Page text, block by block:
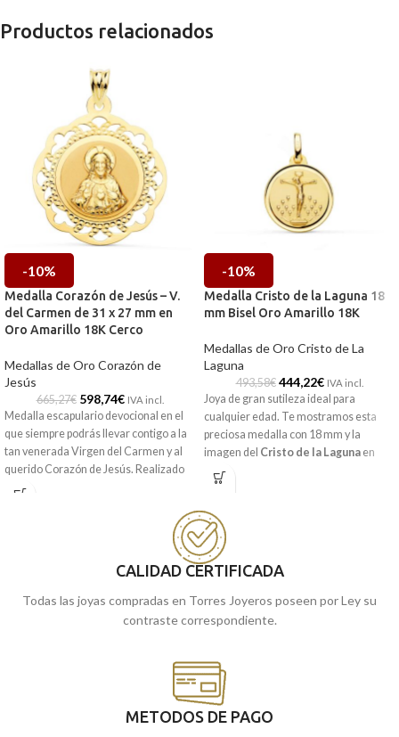
Productos relacionados
-10%
Medalla Corazón de Jesús – V.
del Carmen de 31 x 27 mm en
Oro Amarillo 18K Cerco
Medallas de Oro Corazón de
Jesús
665,27€ 598,74€ IVA incl.
Medalla escapulario devocional en el
que siempre podrás llevar contigo a la
tan venerada Virgen del Carmen y al
querido Corazón de Jesús. Realizado
en Oro amarillo de 18 kilates y unas
tiendas de Málaga, o si la compras
online, te la enviamos a casa.
-10%
Medalla Cristo de la Laguna 18
mm Bisel Oro Amarillo 18K
Medallas de Oro Cristo de La
Laguna
493,58€ 444,22€ IVA incl.
Joya de gran sutileza ideal para
cualquier edad. Te mostramos esta
preciosa medalla con 18 mm y la
imagen del Cristo de la Laguna en
Oro Amarillo
detalles realizados a relieve junto a
lateral.
Puedes encontrarla en nuestras
tiendas de Málaga, o si lo prefieres,
casa.
CALIDAD CERTIFICADA
Todas las joyas compradas en Torres Joyeros poseen por Ley su
contraste correspondiente.
METODOS DE PAGO